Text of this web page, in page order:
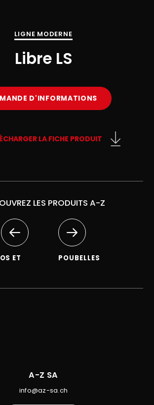
LIGNE MODERNE
Libre LS
D'INFORMATIONS
LA FICHE PRODUIT
LES PRODUITS A-Z
ET
POUBELLES
A-Z SA
info@az-sa.ch